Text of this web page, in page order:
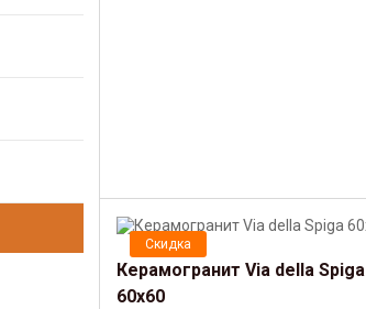
Скидка
Керамогранит Via della Spiga
60х60